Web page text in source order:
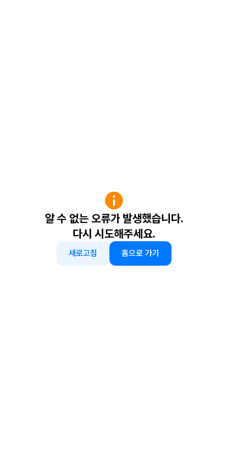
알 수 없는 오류가 발생했습니다.
다시 시도해주세요.
새로고침 홈으로 가기